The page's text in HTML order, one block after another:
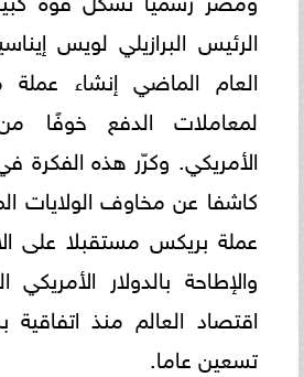
الرئيس البرازيلي لويس
العام الماضي إنشاء
لمعاملات الدفع خوفًا
الأمريكي. وكرّر هذه الفكرة
كاشفا عن مخاوف الولايات
عملة بريكس مستقبلا على
والإطاحة بالدولار
اقتصاد العالم منذ
تسعين عاما.